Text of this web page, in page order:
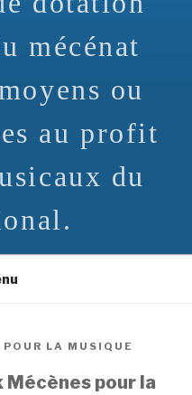
mécénat
ou
au profit
du
POUR LA MUSIQUE
Mécènes pour la